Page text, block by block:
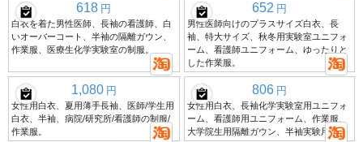
618 円
白衣を着た男性医師、長袖の看護師、白
いオーバーコート、半袖の隔離ガウン、
作業服、医療生化学実験室の制服。
652 円
男性医師向けのプラスサイズ白衣、長
袖、特大サイズ、秋冬用実験室ユニフォ
ーム、看護師ユニフォーム、ゆったりと
した作業服。
1,080 円
女性用白衣、夏用薄手長袖、医師/学生用
白衣、半袖、病院/研究所/看護師の制服/
作業服。
806 円
女性用白衣、長袖化学実験室用ユニフォ
ーム、看護師用ユニフォーム、作業服、
大学院生用隔離ガウン、半袖実験用白衣